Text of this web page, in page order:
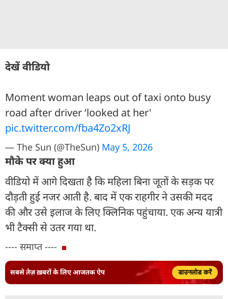
देखें वीडियो
Moment woman leaps out of taxi onto busy
road after driver ‘looked at her'
pic.twitter.com/fba4Zo2xRJ
— The Sun (@TheSun) May 5, 2026
मौके पर क्या हुआ
वीडियो में आगे दिखता है कि महिला बिना जूतों के सड़क पर
दौड़ती हुई नजर आती है. बाद में एक राहगीर ने उसकी मदद
की और उसे इलाज के लिए क्लिनिक पहुंचाया. एक अन्य यात्री
भी टैक्सी से उतर गया था.
---- समाप्त ----
सबसे तेज़ ख़बरों के लिए आजतक ऐप डाउनलोड करें